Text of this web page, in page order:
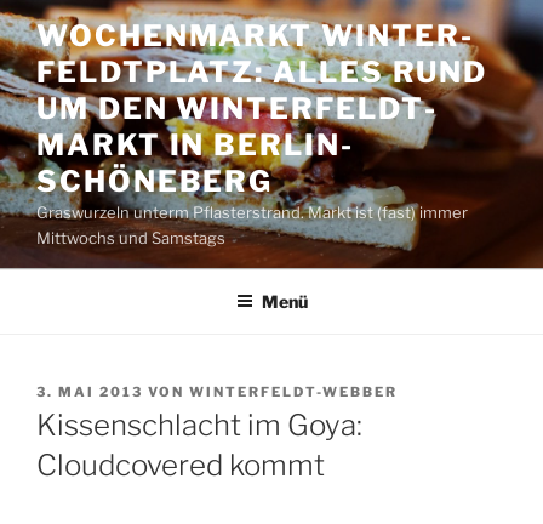
Zum
Inhalt
springen
WOCHENMARKT WINTER­
FELDT­PLATZ: ALLES RUND
UM DEN WINTER­FELDT­
MARKT IN BERLIN-
SCHÖNEBERG
Graswurzeln unterm Pflasterstrand. Markt ist (fast) immer
Mittwochs und Samstags
Menü
VERÖFFENTLICHT
AM
3. MAI 2013 VON WINTERFELDT-WEBBER
Kissenschlacht im Goya:
Cloudcovered kommt